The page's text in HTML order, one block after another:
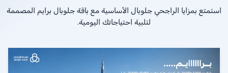
استمتع بمزايا الراجحي جلوبال الأساسية مع باقة جلوبال برايم المصممة
لتلبية احتياجاتك اليومية.